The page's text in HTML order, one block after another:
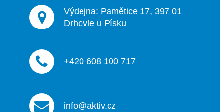
Výdejna: Pamětice 17, 397 01
Drhovle u Písku
+420 608 100 717
info@aktiv.cz